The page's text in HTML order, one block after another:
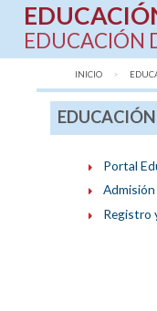
EDUCACIÓN
INICIO
Portal
Registro